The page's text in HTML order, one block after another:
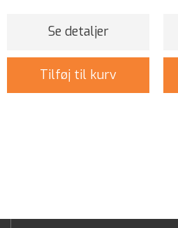
Se detaljer
Tilføj til kurv